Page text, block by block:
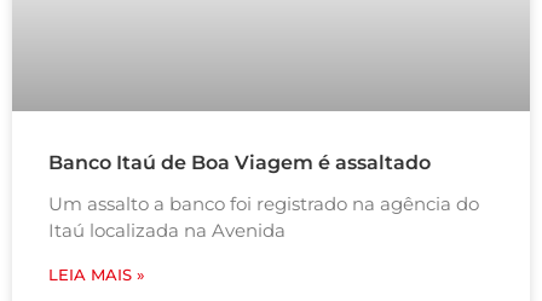
Banco Itaú de Boa Viagem é assaltado
Um assalto a banco foi registrado na agência do
Itaú localizada na Avenida
LEIA MAIS »